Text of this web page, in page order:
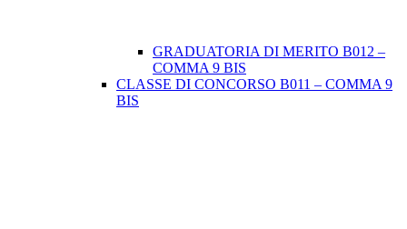
GRADUATORIA DI MERITO B012 –
COMMA 9 BIS
CLASSE DI CONCORSO B011 – COMMA 9
BIS